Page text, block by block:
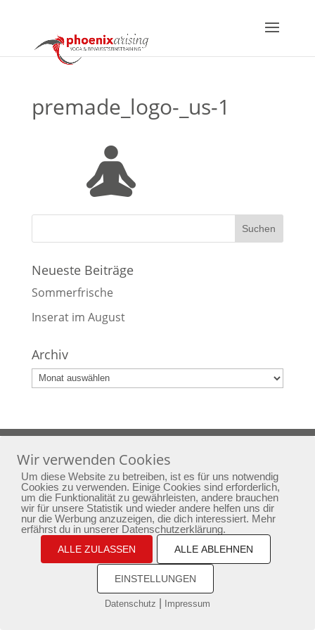
premade_logo-_us-1
Neueste Beiträge
Sommerfrische
Inserat im August
Archiv
Archiv
Passion
Aktuelles Newsletter
Impressum
Datenschutz
copyright by phoenixarising.de
Wir verwenden Cookies
Um diese Website zu betreiben, ist es für uns notwendig
Cookies zu verwenden. Einige Cookies sind erforderlich,
um die Funktionalität zu gewährleisten, andere brauchen
wir für unsere Statistik und wieder andere helfen uns dir
nur die Werbung anzuzeigen, die dich interessiert. Mehr
erfährst du in unserer Datenschutzerklärung.
ALLE ZULASSEN ALLE ABLEHNEN
EINSTELLUNGEN
Datenschutz Impressum